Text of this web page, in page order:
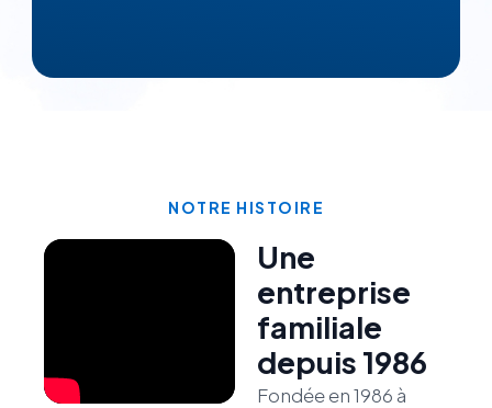
NOTRE HISTOIRE
Une
entreprise
familiale
depuis 1986
Fondée en 1986 à